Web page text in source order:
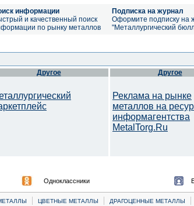
информации
и качественный поиск
по рынку металлов
Подписка на журнал
Оформите подписку на
"Металлургический
Другое Другое
Реклама на рынке
металлов на
информагентства
MetalTorg.Ru
Одноклассники
| ЦВЕТНЫЕ МЕТАЛЛЫ | ДРАГОЦЕННЫЕ МЕТАЛЛЫ |